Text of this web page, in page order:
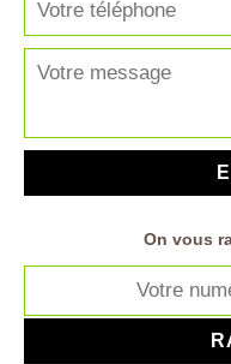
On vous